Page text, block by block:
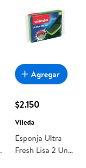
$2.150
Vileda
Esponja Ultra
Fresh Lisa 2 Un
Agregar